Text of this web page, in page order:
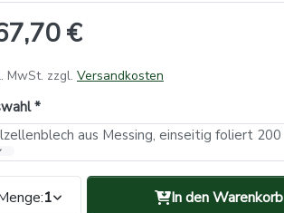
€
MwSt. zzgl. Versandkosten
1 In den Warenkorb